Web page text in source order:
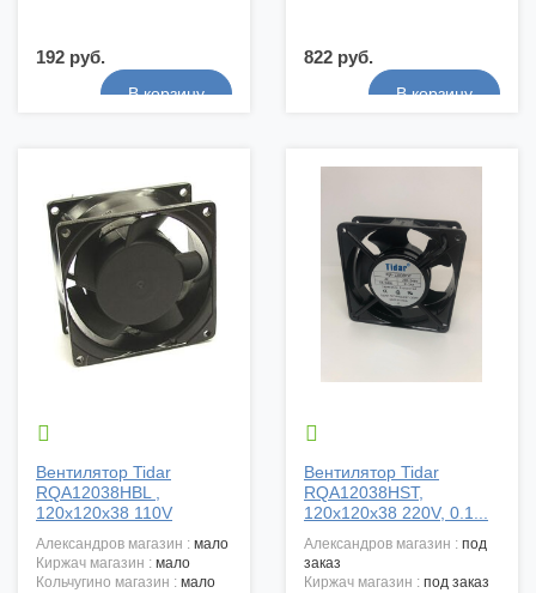
192 руб. 822 руб.

Вентилятор Tidar
RQA12038HBL ,
120x120x38 110V
александров магазин : мало
киржач магазин : мало
кольчугино магазин : мало

Вентилятор Tidar
RQA12038HST,
120x120x38 220V, 0.1...
александров магазин : под
заказ
киржач магазин : под заказ